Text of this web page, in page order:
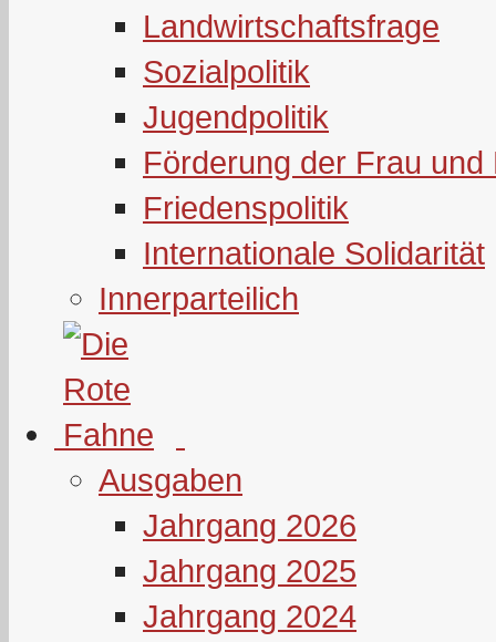
Landwirtschaftsfrage
Sozialpolitik
Jugendpolitik
Förderung der Frau und
Friedenspolitik
Internationale Solidarität
Innerparteilich
Ausgaben
Jahrgang 2026
Jahrgang 2025
Jahrgang 2024